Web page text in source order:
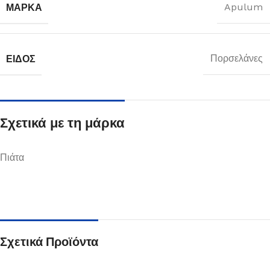
ΜΆΡΚΑ Apulum
ΕΊΔΟΣ Πορσελάνες
Σχετικά με τη μάρκα
Πιάτα
Σχετικά Προϊόντα